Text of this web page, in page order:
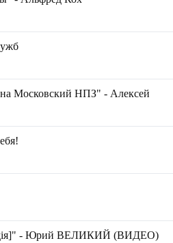
Московский НПЗ" - Алексей
- Юрий ВЕЛИКИЙ (ВИДЕО)